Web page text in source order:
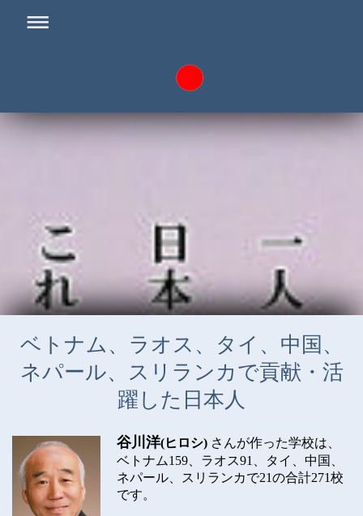
ベトナム、ラオス、タイ、中国、
ネパール、スリランカで貢献・活
躍した日本人
谷川洋(ヒロシ) さんが作った学校は、
ベトナム159 、ラオス91
、タイ、中国、
ネパール、スリランカで21の合計271校
です。